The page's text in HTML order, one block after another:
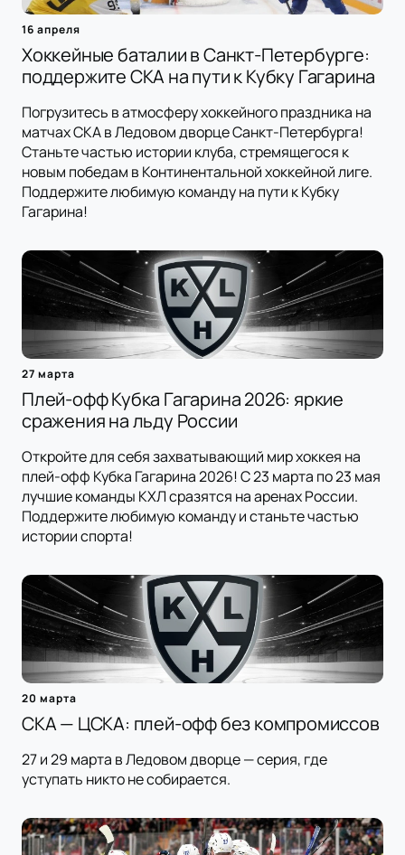
16 апреля
Хоккейные баталии в Санкт-Петербурге:
поддержите СКА на пути к Кубку Гагарина
Погрузитесь в атмосферу хоккейного праздника на
матчах СКА в Ледовом дворце Санкт-Петербурга!
Станьте частью истории клуба, стремящегося к
новым победам в Континентальной хоккейной лиге.
Поддержите любимую команду на пути к Кубку
Гагарина!
27 марта
Плей-офф Кубка Гагарина 2026: яркие
сражения на льду России
Откройте для себя захватывающий мир хоккея на
плей-офф Кубка Гагарина 2026! С 23 марта по 23 мая
лучшие команды КХЛ сразятся на аренах России.
Поддержите любимую команду и станьте частью
истории спорта!
20 марта
СКА — ЦСКА: плей-офф без компромиссов
27 и 29 марта в Ледовом дворце — серия, где
уступать никто не собирается.